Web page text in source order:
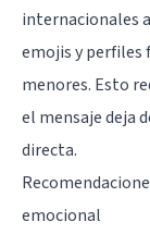
internacionales
emojis y perfiles
menores. Esto
el mensaje deja
directa.
emocional